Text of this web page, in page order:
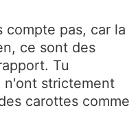
compte pas, car la
ce sont des
Tu
n'ont strictement
carottes comme